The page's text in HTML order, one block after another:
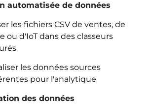
automatisée de données
les fichiers CSV de ventes, de
ou d'IoT dans des classeurs
les données sources
pour l'analytique
des données